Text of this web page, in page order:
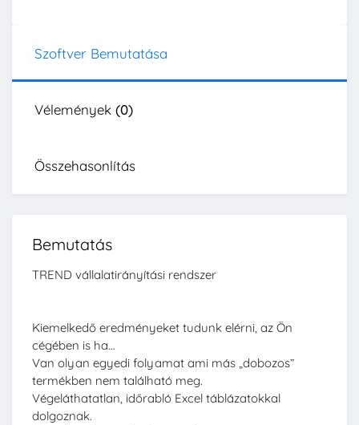
Szoftver Bemutatása
Vélemények (0)
Összehasonlítás
Bemutatás
TREND vállalatirányítási rendszer
Kiemelkedő eredményeket tudunk elérni, az Ön
cégében is ha…
Van olyan egyedi folyamat ami más „dobozos”
termékben nem található meg.
Végeláthatatlan, időrabló Excel táblázatokkal
dolgoznak.